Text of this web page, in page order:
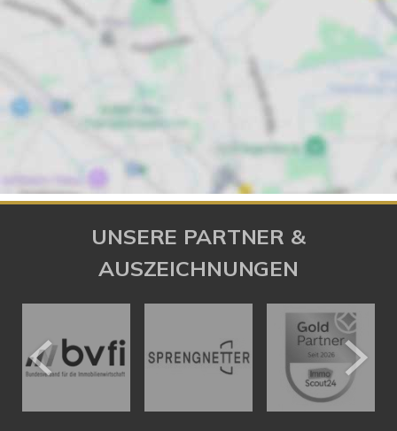
UNSERE PARTNER &
AUSZEICHNUNGEN